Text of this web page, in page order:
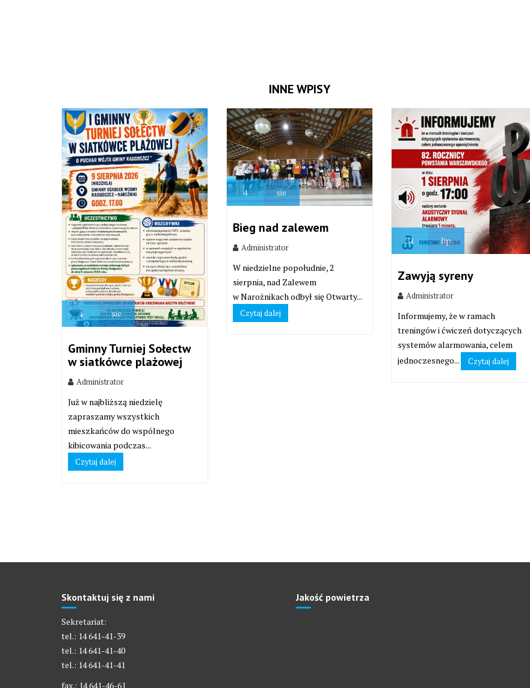
INNE WPISY
4 sie
Gminny Turniej Sołectw
w siatkówce plażowej
Administrator
Już w najbliższą niedzielę
zapraszamy wszystkich
mieszkańców do wspólnego
kibicowania podczas...
Czytaj dalej
4 sie
Bieg nad zalewem
Administrator
W niedzielne popołudnie, 2
sierpnia, nad Zalewem
w Narożnikach odbył się Otwarty...
Czytaj dalej
31 lip
Zawyją syreny
Administrator
Informujemy, że w ramach
treningów i ćwiczeń dotyczących
systemów alarmowania, celem
jednoczesnego...
Czytaj dalej
Skontaktuj się z nami
Sekretariat:
tel.: 14 641-41-39
tel.: 14 641-41-40
tel.: 14 641-41-41
fax.: 14 641-46-61
Jakość powietrza